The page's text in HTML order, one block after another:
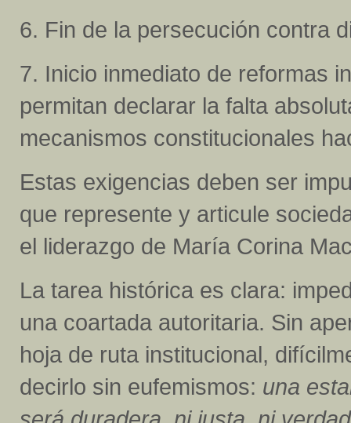
6. Fin de la persecución contra
7. Inicio inmediato de reformas
permitan declarar la falta
mecanismos constitucionales
Estas exigencias deben ser
que represente y articule
el liderazgo de María Corina
La tarea histórica es clara:
una coartada autoritaria. Sin
hoja de ruta institucional,
decirlo sin eufemismos: una